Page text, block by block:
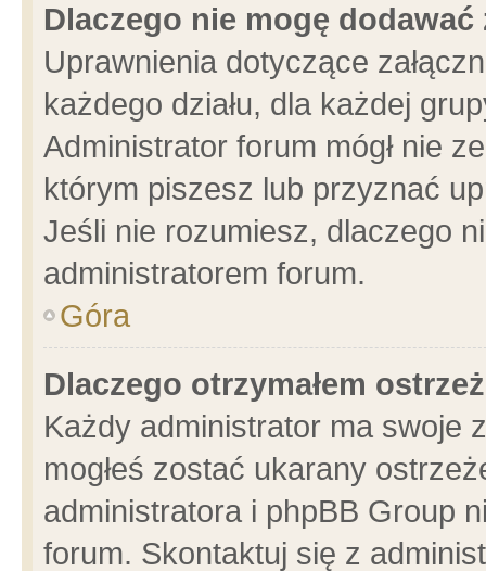
Dlaczego nie mogę dodawać
Uprawnienia dotyczące
każdego działu, dla każdej
Administrator forum mógł nie
którym piszesz lub przyznać
Jeśli nie rozumiesz, dlaczego
administratorem forum.
Góra
Dlaczego otrzymałem
Każdy administrator ma swoje
mogłeś zostać ukarany
administratora i phpBB Group
forum. Skontaktuj się z